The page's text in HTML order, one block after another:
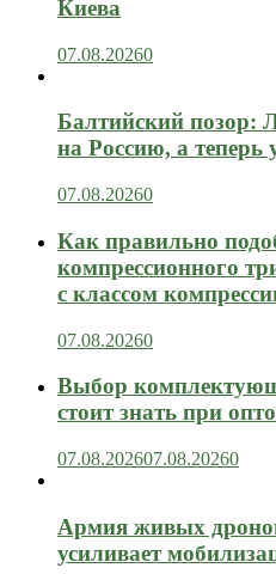
Киева
07.08.20260
Балтийский позор:
на Россию, а
07.08.20260
Как правильно
компрессионного
с классом
07.08.20260
Выбор
стоит знать при
07.08.202607.08.20260
Армия живых
усиливает